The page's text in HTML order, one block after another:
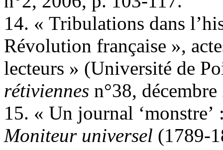
14. « Tribulations dans
Révolution française »,
lecteurs » (Université de
rétiviennes n°38,
15. « Un journal
Moniteur universel (1789-